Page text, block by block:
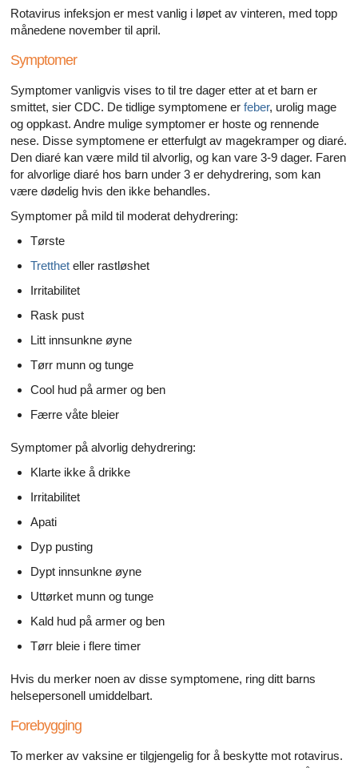
Rotavirus infeksjon er mest vanlig i løpet av vinteren, med topp
månedene november til april.
Symptomer
Symptomer vanligvis vises to til tre dager etter at et barn er
smittet, sier CDC. De tidlige symptomene er feber, urolig mage
og oppkast. Andre mulige symptomer er hoste og rennende
nese. Disse symptomene er etterfulgt av magekramper og diaré.
Den diaré kan være mild til alvorlig, og kan vare 3-9 dager. Faren
for alvorlige diaré hos barn under 3 er dehydrering, som kan
være dødelig hvis den ikke behandles.
Symptomer på mild til moderat dehydrering:
Tørste
Tretthet eller rastløshet
Irritabilitet
Rask pust
Litt innsunkne øyne
Tørr munn og tunge
Cool hud på armer og ben
Færre våte bleier
Symptomer på alvorlig dehydrering:
Klarte ikke å drikke
Irritabilitet
Apati
Dyp pusting
Dypt innsunkne øyne
Uttørket munn og tunge
Kald hud på armer og ben
Tørr bleie i flere timer
Hvis du merker noen av disse symptomene, ring ditt barns
helsepersonell umiddelbart.
Forebygging
To merker av vaksine er tilgjengelig for å beskytte mot rotavirus.